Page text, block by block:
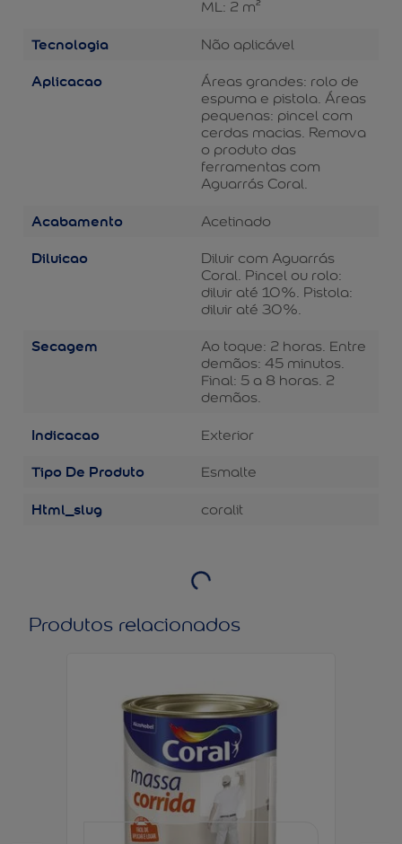
ML: 2 m²
Tecnologia Não aplicável
Aplicacao
Áreas grandes: rolo de
espuma e pistola. Áreas
pequenas: pincel com
cerdas macias. Remova
o produto das
ferramentas com
Aguarrás Coral.
Acabamento Acetinado
Diluicao
Diluir com Aguarrás
Coral. Pincel ou rolo:
diluir até 10%. Pistola:
diluir até 30%.
Secagem
Ao toque: 2 horas. Entre
demãos: 45 minutos.
Final: 5 a 8 horas. 2
demãos.
Indicacao Exterior
Tipo De Produto Esmalte
Html_slug coralit
Produtos relacionados